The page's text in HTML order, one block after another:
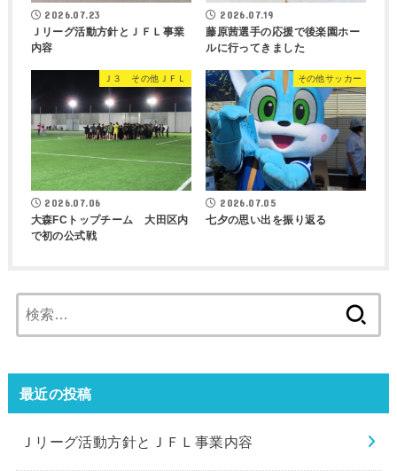
2026.07.23
Ｊリーグ活動方針とＪＦＬ事業
内容
2026.07.19
藤原茜選手の応援で後楽園ホー
ルに行ってきました
Ｊ３ その他ＪＦＬ
2026.07.06
大森FCトップチーム 大田区内
で初の公式戦
その他サッカー
2026.07.05
七夕の思い出を振り返る
索:
最近の投稿
Ｊリーグ活動方針とＪＦＬ事業内容